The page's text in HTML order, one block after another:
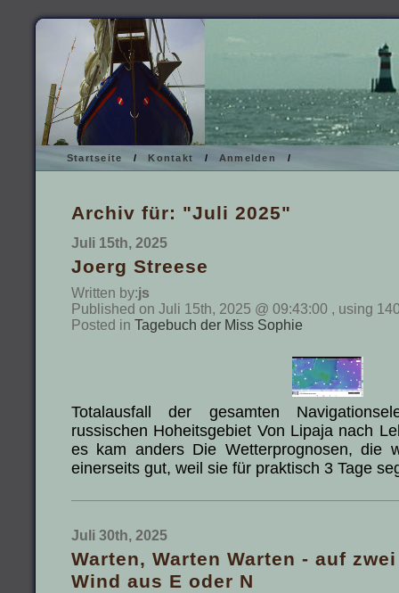
Startseite / Kontakt / Anmelden /
Archiv für: "Juli 2025"
Juli 15th, 2025
Joerg Streese
Written by:js
Published on Juli 15th, 2025 @ 09:43:00 , using
Posted in Tagebuch der Miss Sophie
Totalausfall der gesamten
russischen Hoheitsgebiet Von Lipaja nach
es kam anders Die Wetterprognosen, die
einerseits gut, weil sie für praktisch 3 Tage
Juli 30th, 2025
Warten, Warten Warten - auf
Wind aus E oder N